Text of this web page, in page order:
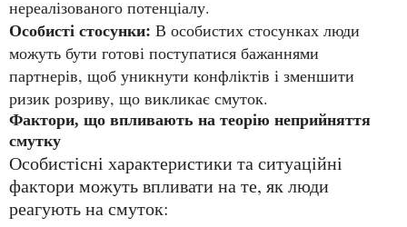
нереалізованого потенціалу.
Особисті стосунки: В особистих стосунках люди
можуть бути готові поступатися бажаннями
партнерів, щоб уникнути конфліктів і зменшити
ризик розриву, що викликає смуток.
Фактори, що впливають на теорію неприйняття
смутку
Особистісні характеристики та ситуаційні
фактори можуть впливати на те, як люди
реагують на смуток: